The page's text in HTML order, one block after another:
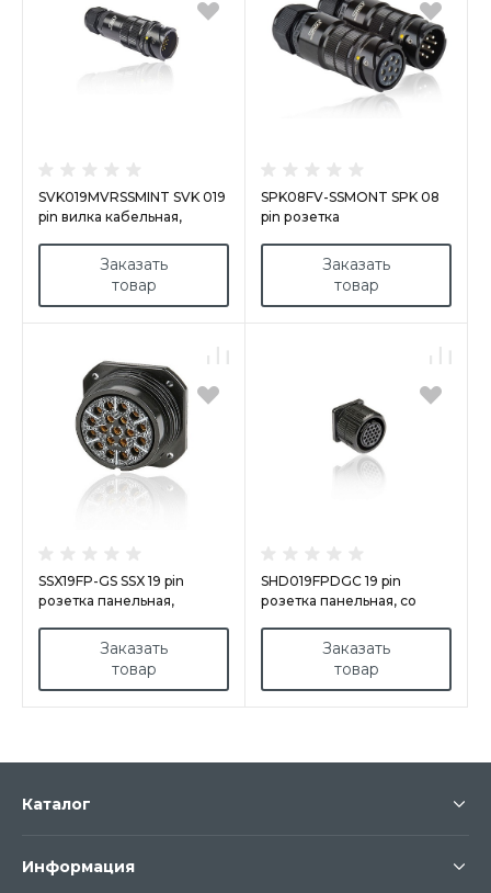
SVK019MVRSSMINT SVK 019
pin вилка кабельная,
покрытие контактов
контакты вставлены, М20,
Заказать
товар
SPK08FV-SSMONT SPK 08
pin розетка
покрытие контактов
контакты вставлены
Заказать
товар
SSX19FP-GS SSX 19 pin
розетка панельная,
золотом, под пайку
Заказать
товар
SHD019FPDGC 19 pin
розетка панельная, со
покрытие контактов
Заказать
товар
Каталог
Информация